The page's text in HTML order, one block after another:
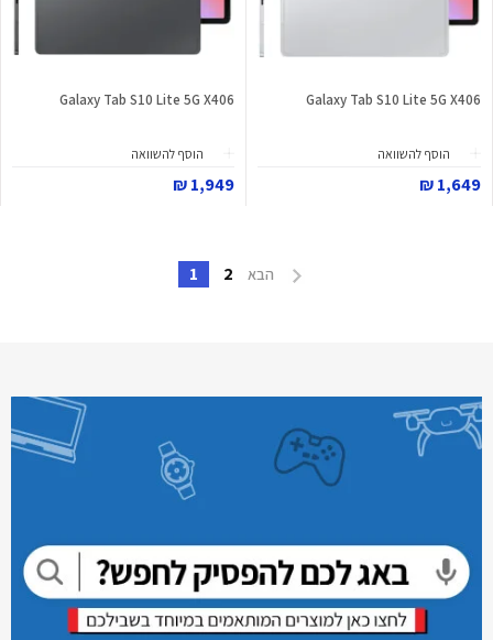
Galaxy Tab S10 Lite 5G X406
הוסף להשוואה
1,649 ₪
Galaxy Tab S10 Lite 5G X406
הוסף להשוואה
1,949 ₪
הבא 2
1